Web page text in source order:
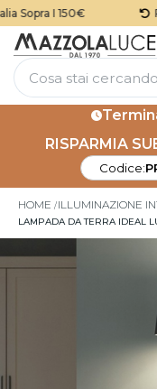
I 150€
RISPARMIA
Codice:
HOME ILLUMINAZIONE
LAMPADA DA TERRA IDEAL